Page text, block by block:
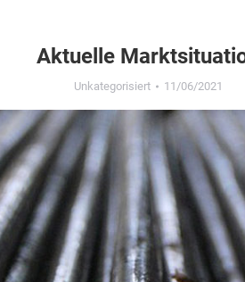
Aktuelle
Unkategorisiert 11/06/2021